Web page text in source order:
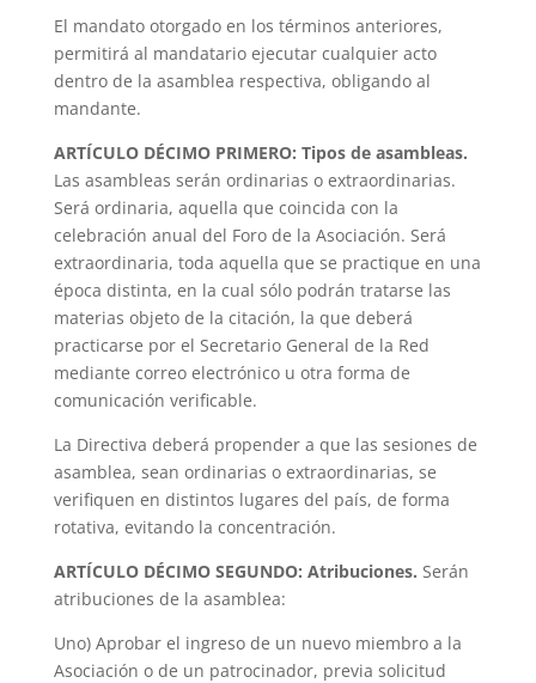
El mandato otorgado en los términos anteriores,
permitirá al mandatario ejecutar cualquier acto
dentro de la asamblea respectiva, obligando al
mandante.
ARTÍCULO DÉCIMO PRIMERO: Tipos de asambleas.
Las asambleas serán ordinarias o extraordinarias.
Será ordinaria, aquella que coincida con la
celebración anual del Foro de la Asociación. Será
extraordinaria, toda aquella que se practique en una
época distinta, en la cual sólo podrán tratarse las
materias objeto de la citación, la que deberá
practicarse por el Secretario General de la Red
mediante correo electrónico u otra forma de
comunicación verificable.
La Directiva deberá propender a que las sesiones de
asamblea, sean ordinarias o extraordinarias, se
verifiquen en distintos lugares del país, de forma
rotativa, evitando la concentración.
ARTÍCULO DÉCIMO SEGUNDO: Atribuciones. Serán
atribuciones de la asamblea:
Uno) Aprobar el ingreso de un nuevo miembro a la
Asociación o de un patrocinador, previa solicitud